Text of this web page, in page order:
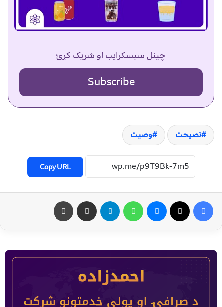
چینل سبسکرایب او شریک کړئ
Subscribe
نصیحت وصیت
Copy URL